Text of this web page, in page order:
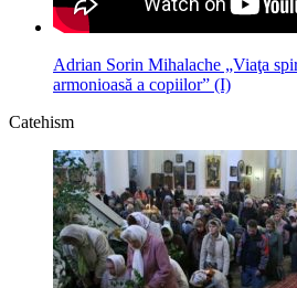
Adrian Sorin Mihalache „Viaţa
armonioasă a copiilor” (I)
Catehism